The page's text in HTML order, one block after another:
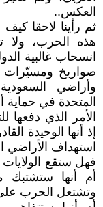
العكس..
ثم رأينا لاحقا
هذه الحرب، ولا
انسحاب غالبية
صواريخ ومسيّرات
وأراضي
المتحدة في حماية
الأمر الذي دفعها
إذ أنها الوحيدة
استهداف الأراضي
فهل ستقع
أم أنها ستشتبك
وتشتعل الحرب